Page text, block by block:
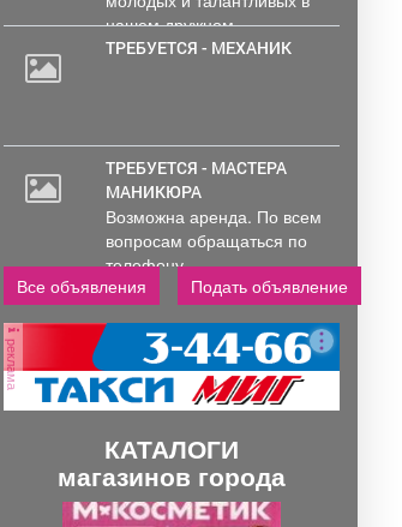
Круг отрезной
40 руб.
Обои HC72427-28
нашем дружном...
ТРЕБУЕТСЯ - МЕХАНИК
ТРЕБУЕТСЯ - МАСТЕРА
МАНИКЮРА
Возможна аренда. По всем
вопросам обращаться по
телефону..
Все объявления
Подать объявление
реклама
КАТАЛОГИ
магазинов города